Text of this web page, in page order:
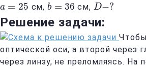
a = 25
a=25 см,b = 36
b =36 см,D−?
D−?
Решение задачи:
оптической оси, а второй через
через линзу, не преломляясь. На